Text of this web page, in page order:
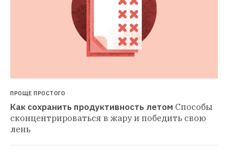
ПРОЩЕ ПРОСТОГО
Как сохранить продуктивность летом Способы
сконцентрироваться в жару и победить свою
лень